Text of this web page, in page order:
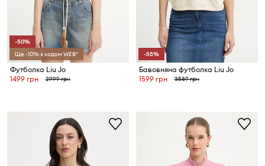
-50%
Ще -10% з кодом WEB*
Футболка Liu Jo
1499 грн
2999 грн
-55%
Бавовняна футболка Liu Jo
1599 грн
3589 грн